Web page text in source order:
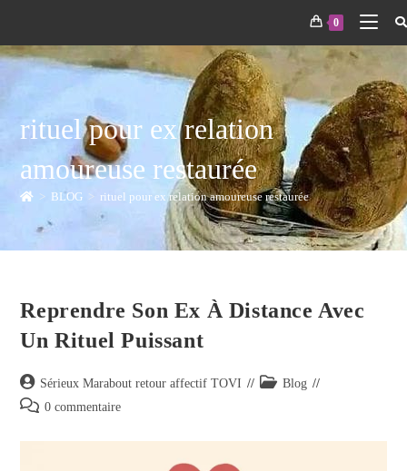
0
rituel pour ex relation
amoureuse restaurée
> BLOG > rituel pour ex relation amoureuse restaurée
Reprendre Son Ex À Distance Avec
Un Rituel Puissant
Sérieux Marabout retour affectif TOVI
Blog
0 commentaire